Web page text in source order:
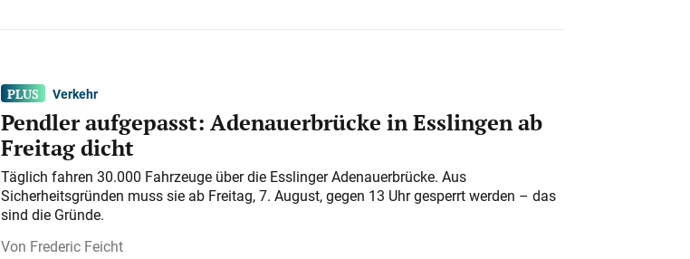
Verkehr
Pendler aufgepasst: Adenauerbrücke in Esslingen ab
Freitag dicht
Täglich fahren 30.000 Fahrzeuge über die Esslinger Adenauerbrücke. Aus
Sicherheitsgründen muss sie ab Freitag, 7. August, gegen 13 Uhr gesperrt werden – das
sind die Gründe.
Frederic Feicht